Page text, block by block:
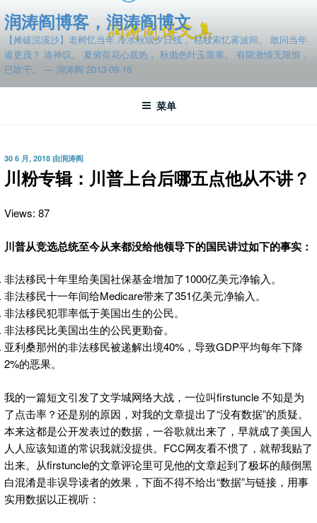
至
容
润涛阎博客，润涛阎博文
【摊破浣溪沙】老树忆当年 冷水秋烟夕日残， 枯枝索忆雾波间。 敢问当年
谁更茂？ 洛神叹。 夏俯荷花心底热， 秋抛色叶玉笛寒。 有限激情无限恨，
已吹干。 — 润涛阎 2013-09-16
菜单
发
布
于
30 6 月, 2018 由润涛阎
川粉专辑：川普上台后哪五点他从不讲？
Views: 87
川普从竞选总统至今从来都没给他领导下的国民讲过如下的事实：
非法移民十年里给美国社保基金增加了1000亿美元净输入。
非法移民十一年间给Medicare带来了351亿美元净输入。
非法移民犯罪率低于美国出生的公民。
非法移民比美国出生的公民更勤奋。
亚利桑那州的非法移民被递解出境40%，导致GDP平均每年下降
2%的恶果。
我的一篇短文引发了文学城网络大战，一位叫firstuncle 不知是为
了点击率？还是别的原因，对我的文章提出了“没有数据”的质疑。
本来这都是公开发表过的数据，一谷歌就出来了，早就成了美国人
人人应该知道的常识我就没提供。FCC网友看不惯了，就帮我贴了
出来。从firstuncle的文章评论里可见他的文章起到了极坏的颠倒黑
白混淆是非误导读者的效果，下面不得不给出“数据”与链接，用事
实用数据以正视听：